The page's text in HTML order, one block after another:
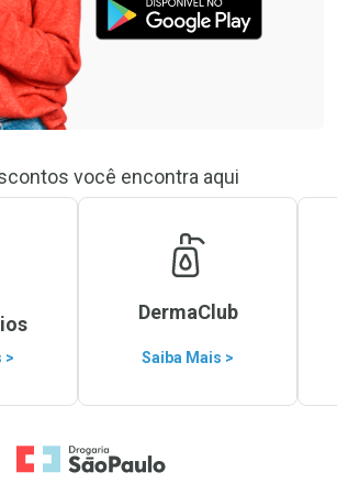
você encontra aqui
>
DermaClub
Saiba Mais >
Ir para a Home